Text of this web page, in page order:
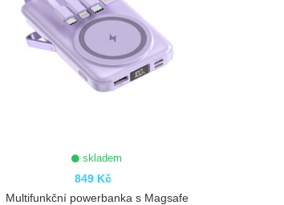
skladem
849 Kč
Multifunkční powerbanka s Magsafe